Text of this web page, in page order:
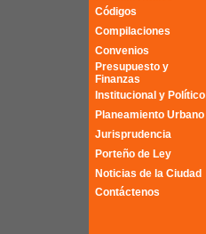
Códigos
Compilaciones
Convenios
Presupuesto y
Finanzas
Institucional y Político
Planeamiento Urbano
Jurisprudencia
Porteño de Ley
Noticias de la Ciudad
Contáctenos